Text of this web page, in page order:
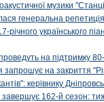
музики
генеральна
українського
на підтримку
на закриття
керівнику
162-й сезон: